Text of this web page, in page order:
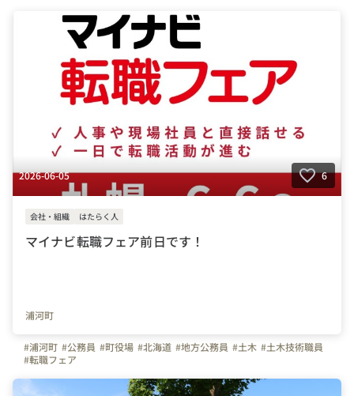
2026-06-05 6
会社・組織 はたらく人
マイナビ転職フェア前日です！
浦河町
#浦河町 #公務員 #町役場 #北海道 #地方公務員 #土木 #土木技術職員
#転職フェア